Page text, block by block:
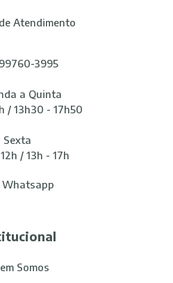
Atendimento
3995
a Quinta
/ 13h30 - 17h50
Sexta
/ 13h - 17h
Whatsapp
Somos